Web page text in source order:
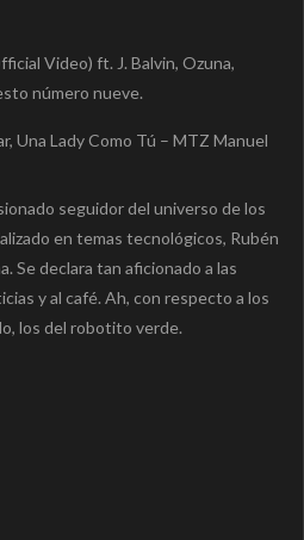
Video) ft. J. Balvin, Ozuna,
número nueve.
Una Lady Como Tú – MTZ Manuel
seguidor del universo de los
en temas tecnológicos, Rubén
Se declara tan aficionado a las
y al café. Ah, con respecto a los
los del robotito verde.